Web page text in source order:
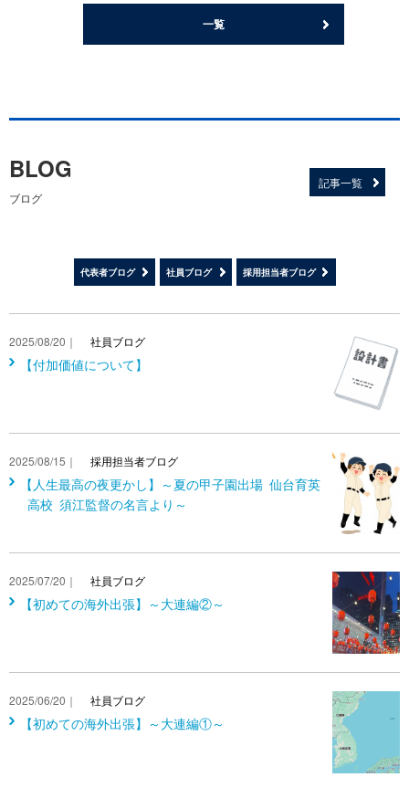
一覧
BLOG
ブログ
記事一覧
代表者ブログ 社員ブログ 採用担当者ブログ
2025/08/20｜ 社員ブログ
【付加価値について】
2025/08/15｜ 採用担当者ブログ
【人生最高の夜更かし】～夏の甲子園出場 仙台育英
高校 須江監督の名言より～
2025/07/20｜ 社員ブログ
【初めての海外出張】～大連編②～
2025/06/20｜ 社員ブログ
【初めての海外出張】～大連編①～